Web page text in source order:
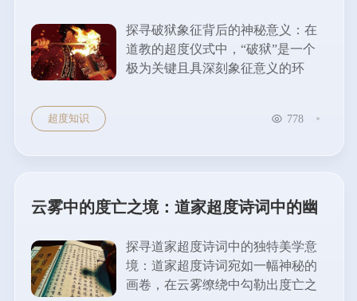
探寻破狱象征背后的神秘意义：在
道教的超度仪式中，“破狱”是一个
极为关键且具深刻象征意义的环
由与安宁。这一仪式不仅体现了道
超度知识 778
云雾中的度亡之境：道家超度诗词中的幽
探寻道家超度诗词中的独特美学意
境：道家超度诗词宛如一幅神秘的
画卷，在云雾缭绕中勾勒出度亡之